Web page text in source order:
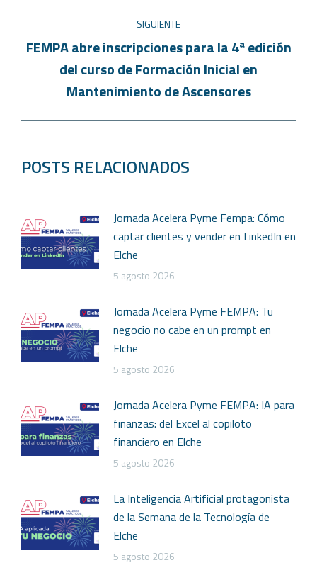
SIGUIENTE
FEMPA abre inscripciones para la 4ª edición
del curso de Formación Inicial en
Mantenimiento de Ascensores
POSTS RELACIONADOS
Jornada Acelera Pyme Fempa: Cómo
captar clientes y vender en LinkedIn en
Elche
5 agosto 2026
Jornada Acelera Pyme FEMPA: Tu
negocio no cabe en un prompt en
Elche
5 agosto 2026
Jornada Acelera Pyme FEMPA: IA para
finanzas: del Excel al copiloto
financiero en Elche
5 agosto 2026
La Inteligencia Artificial protagonista
de la Semana de la Tecnología de
Elche
5 agosto 2026